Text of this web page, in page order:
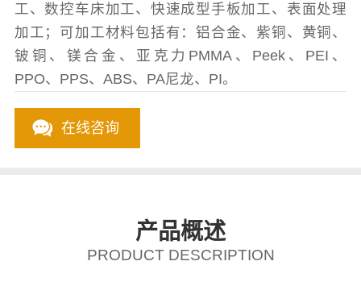
工、数控车床加工、快速成型手板加工、表面处理
加工；可加工材料包括有：铝合金、紫铜、黄铜、
铍铜、镁合金、亚克力PMMA、Peek、PEI、
PPO、PPS、ABS、PA尼龙、PI。
在线咨询
产品概述
PRODUCT DESCRIPTION